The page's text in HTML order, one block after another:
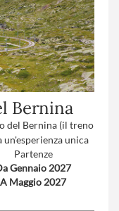
Bernina
del Bernina (il treno
unica
fino a 2.253
un percorso
millenni. Il Lago
Partenze
Gennaio 2027
A Maggio 2027